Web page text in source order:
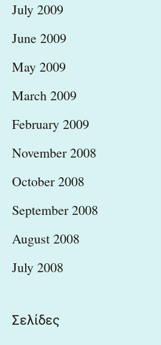
July 2009
June 2009
May 2009
March 2009
February 2009
November 2008
October 2008
September 2008
August 2008
July 2008
Σελίδες